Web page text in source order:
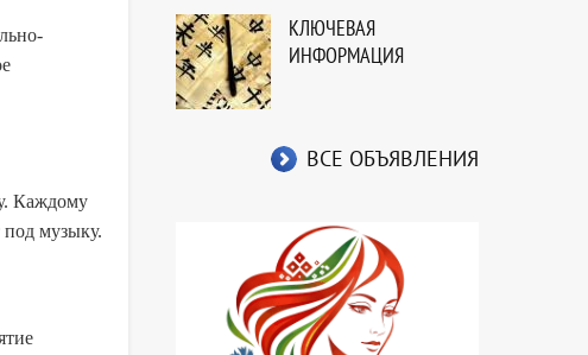
Каждому
музыку.
КЛЮЧЕВАЯ
ИНФОРМАЦИЯ
ВСЕ ОБЪЯВЛЕНИЯ